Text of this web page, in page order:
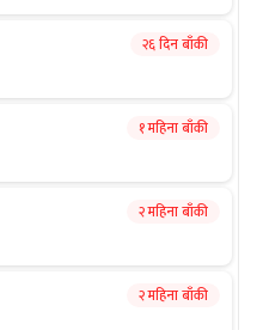
२६ दिन बाँकी
१ महिना बाँकी
२ महिना बाँकी
२ महिना बाँकी